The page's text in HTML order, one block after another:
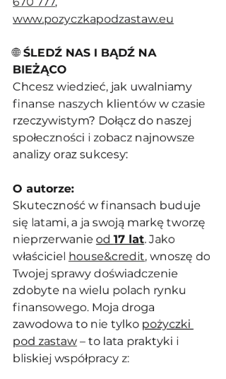
www.pozyczkapodzastaw.eu
🌐 ŚLEDŹ NAS I BĄDŹ NA
BIEŻĄCO
Chcesz wiedzieć, jak uwalniamy
finanse naszych klientów w czasie
rzeczywistym? Dołącz do naszej
społeczności i zobacz najnowsze
analizy oraz sukcesy:
O autorze:
Skuteczność w finansach buduje
się latami, a ja swoją markę tworzę
nieprzerwanie od 17 lat. Jako
właściciel house&credit, wnoszę do
Twojej sprawy doświadczenie
zdobyte na wielu polach rynku
finansowego. Moja droga
zawodowa to nie tylko pożyczki
pod zastaw – to lata praktyki i
bliskiej współpracy z: